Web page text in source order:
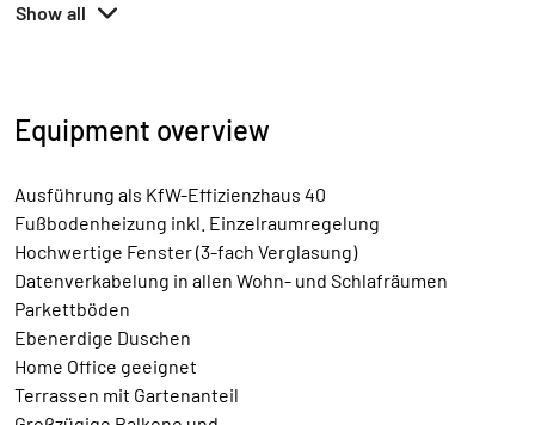
Show all
Equipment overview
Ausführung als KfW-Effizienzhaus 40
Fußbodenheizung inkl. Einzelraumregelung
Hochwertige Fenster (3-fach Verglasung)
Datenverkabelung in allen Wohn- und Schlafräumen
Parkettböden
Ebenerdige Duschen
Home Office geeignet
Terrassen mit Gartenanteil